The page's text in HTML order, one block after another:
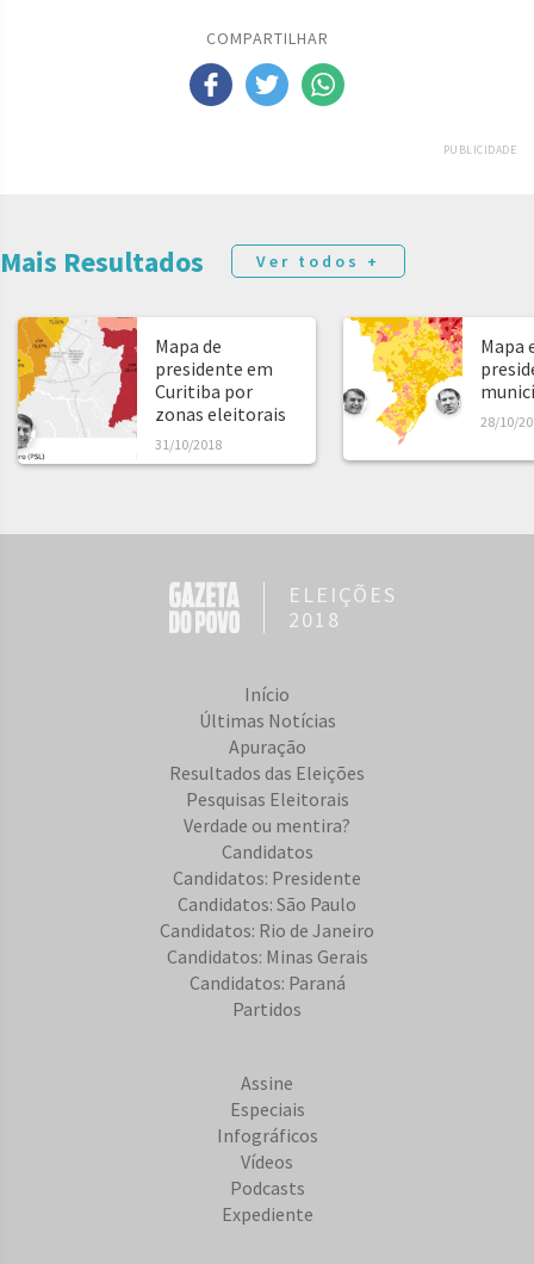
COMPARTILHAR
PUBLICIDADE
Mais Resultados Ver todos +
Mapa de
presidente em
Curitiba por
zonas eleitorais
31/10/2018
Mapa
28/10/
ELEIÇÕES
2018
Início
Últimas Notícias
Apuração
Resultados das Eleições
Pesquisas Eleitorais
Verdade ou mentira?
Candidatos
Candidatos: Presidente
Candidatos: São Paulo
Candidatos: Rio de Janeiro
Candidatos: Minas Gerais
Candidatos: Paraná
Partidos
Assine
Especiais
Infográficos
Vídeos
Podcasts
Expediente